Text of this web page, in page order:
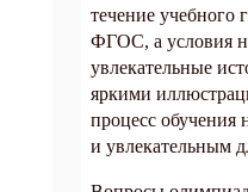
течение учебного
ФГОС, а условия
увлекательные
яркими
процесс обучения
и увлекательным